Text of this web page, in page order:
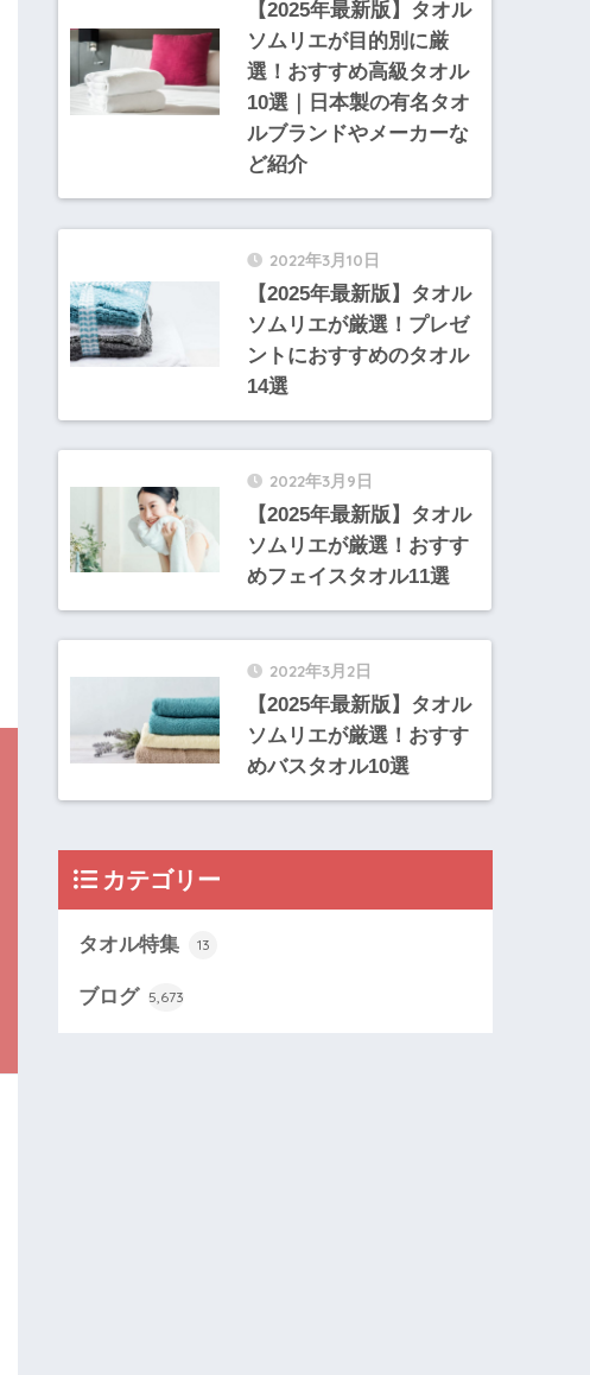
【2025年最新版】タオル
ソムリエが目的別に厳
選！おすすめ高級タオル
10選｜日本製の有名タオ
ルブランドやメーカーな
ど紹介
2022年3月10日
【2025年最新版】タオル
ソムリエが厳選！プレゼ
ントにおすすめのタオル
14選
2022年3月9日
【2025年最新版】タオル
ソムリエが厳選！おすす
めフェイスタオル11選
2022年3月2日
【2025年最新版】タオル
ソムリエが厳選！おすす
めバスタオル10選
カテゴリー
タオル特集 13
ブログ 5,673